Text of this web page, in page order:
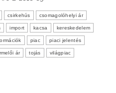
csirkehús csomagolóhelyi ár
import kacsa kereskedelem
piac piaci jelentés
ár tojás világpiac